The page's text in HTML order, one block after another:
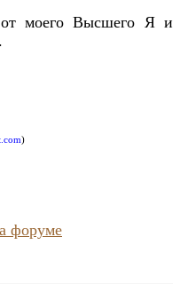
моего Высшего Я и
)
форуме